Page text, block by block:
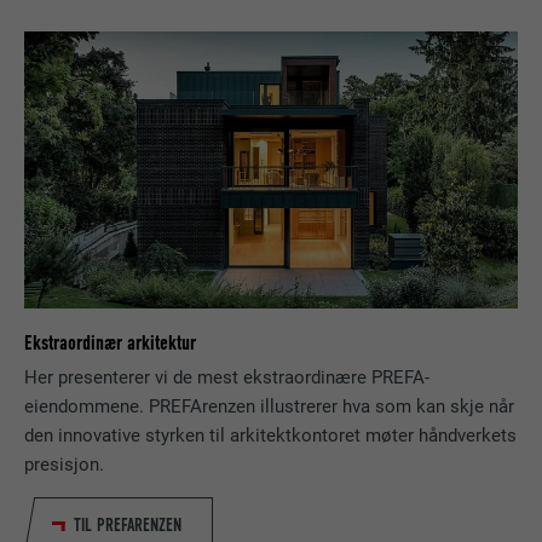
Ekstraordinær arkitektur
Her presenterer vi de mest ekstraordinære PREFA-
eiendommene. PREFArenzen illustrerer hva som kan skje når
den innovative styrken til arkitektkontoret møter håndverkets
presisjon.
TIL PREFARENZEN
TILBYDER LinkedIn
FORLØP 2 år
FORMÅL
Bruk av SoMe-tjenesten LinkedIn for å
følge bruken av innebygde tjenester.
NAVN UserMatchHistory
TILBYDER LinkedIn
FORLØP 29 dager
FORMÅL
Brukes for å sikre at det riktige SameSite-
informasjonskapslene i denne nettleseren